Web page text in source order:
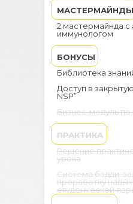
МАСТЕРМАЙНДЫ
2 мастермайнда с
иммунологом
БОНУСЫ
Библиотека
Доступ в
NSP”
Бизнес-модуль
ПРАКТИКА
Решение
урока
Система бадди:
проработку
студенческой